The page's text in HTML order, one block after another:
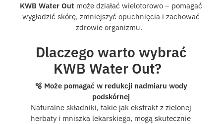
KWB Water Out może działać wielotorowo – pomagać
wygładzić skórę, zmniejszyć opuchnięcia i zachować
zdrowie organizmu.
Dlaczego warto wybrać
KWB Water Out?
🫧 Może pomagać w redukcji nadmiaru wody
podskórnej
Naturalne składniki, takie jak ekstrakt z zielonej
herbaty i mniszka lekarskiego, mogą skutecznie